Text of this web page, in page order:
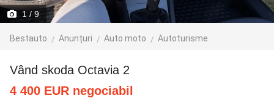
1 / 9
Bestauto Anunțuri Auto moto Autoturisme
Vând skoda Octavia 2
4 400 EUR negociabil